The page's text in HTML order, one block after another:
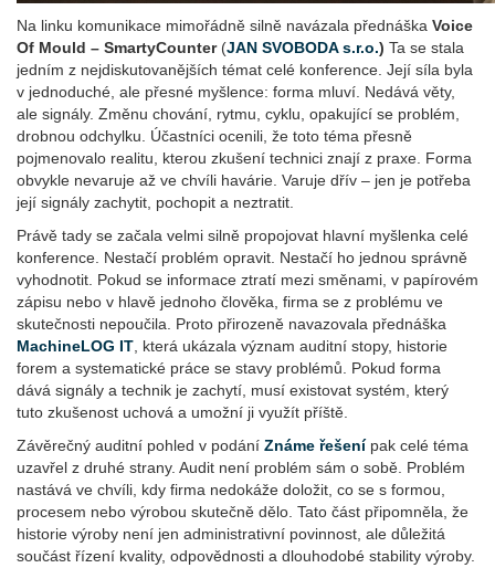
Na linku komunikace mimořádně silně navázala přednáška Voice
Of Mould – SmartyCounter(JAN SVOBODA s.r.o.) Ta se stala
jedním z nejdiskutovanějších témat celé konference. Její síla byla
v jednoduché, ale přesné myšlence: forma mluví. Nedává věty,
ale signály. Změnu chování, rytmu, cyklu, opakující se problém,
drobnou odchylku. Účastníci ocenili, že toto téma přesně
pojmenovalo realitu, kterou zkušení technici znají z praxe. Forma
obvykle nevaruje až ve chvíli havárie. Varuje dřív – jen je potřeba
její signály zachytit, pochopit a neztratit.
Právě tady se začala velmi silně propojovat hlavní myšlenka celé
konference. Nestačí problém opravit. Nestačí ho jednou správně
vyhodnotit. Pokud se informace ztratí mezi směnami, v papírovém
zápisu nebo v hlavě jednoho člověka, firma se z problému ve
skutečnosti nepoučila. Proto přirozeně navazovala přednáška
MachineLOG IT , která ukázala význam auditní stopy, historie
forem a systematické práce se stavy problémů. Pokud forma
dává signály a technik je zachytí, musí existovat systém, který
tuto zkušenost uchová a umožní ji využít příště.
Závěrečný auditní pohled v podání Známe řešenípak celé téma
uzavřel z druhé strany. Audit není problém sám o sobě. Problém
nastává ve chvíli, kdy firma nedokáže doložit, co se s formou,
procesem nebo výrobou skutečně dělo. Tato část připomněla, že
historie výroby není jen administrativní povinnost, ale důležitá
součást řízení kvality, odpovědnosti a dlouhodobé stability výroby.